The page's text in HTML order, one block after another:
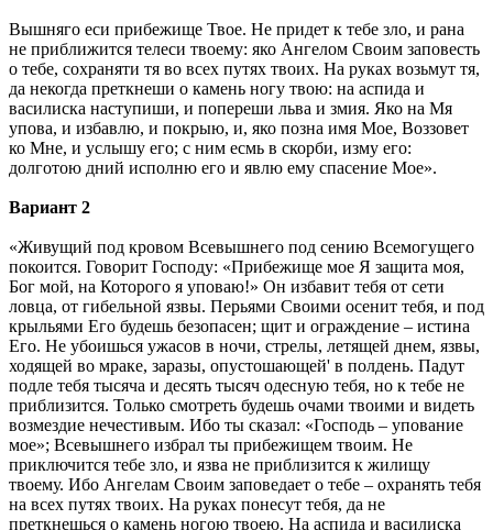
Вышняго еси прибежище Твое. Не придет к тебе зло, и рана
не приближится телеси твоему: яко Ангелом Своим заповесть
о тебе, сохраняти тя во всех путях твоих. На руках возьмут тя,
да некогда преткнеши о камень ногу твою: на аспида и
василиска наступиши, и попереши льва и змия. Яко на Мя
упова, и избавлю, и покрыю, и, яко позна имя Мое, Воззовет
ко Мне, и услышу его; с ним есмь в скорби, изму его:
долготою дний исполню его и явлю ему спасение Мое».
Вариант 2
«Живущий под кровом Всевышнего под сению Всемогущего
покоится. Говорит Господу: «Прибежище мое Я защита моя,
Бог мой, на Которого я уповаю!» Он избавит тебя от сети
ловца, от гибельной язвы. Перьями Своими осенит тебя, и под
крыльями Его будешь безопасен; щит и ограждение – истина
Его. Не убоишься ужасов в ночи, стрелы, летящей днем, язвы,
ходящей во мраке, заразы, опустошающей' в полдень. Падут
подле тебя тысяча и десять тысяч одесную тебя, но к тебе не
приблизится. Только смотреть будешь очами твоими и видеть
возмездие нечестивым. Ибо ты сказал: «Господь – упование
мое»; Всевышнего избрал ты прибежищем твоим. Не
приключится тебе зло, и язва не приблизится к жилищу
твоему. Ибо Ангелам Своим заповедает о тебе – охранять тебя
на всех путях твоих. На руках понесут тебя, да не
преткнешься о камень ногою твоею. На аспида и василиска